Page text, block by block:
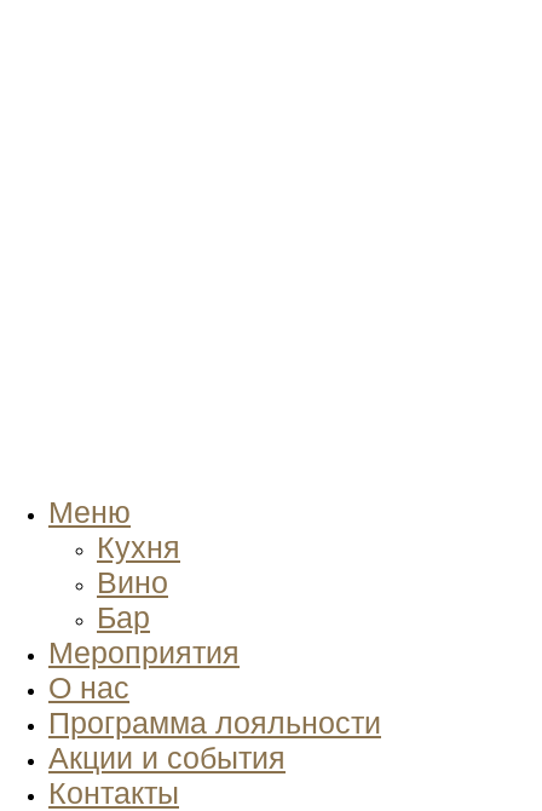
Меню
Кухня
Вино
Бар
Мероприятия
О нас
Программа лояльности
Акции и события
Контакты